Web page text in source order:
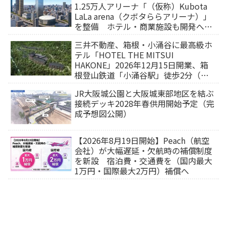
1.25万人アリーナ「（仮称）Kubota
LaLa arena（クボタららアリーナ）」
を整備 ホテル・商業施設も開発へ
三井不動産、箱根・小涌谷に最高級ホ
テル「HOTEL THE MITSUI
HAKONE」2026年12月15日開業、箱
根登山鉄道「小涌谷駅」徒歩2分（旅
JR大阪城公園と大阪城東部地区を結ぶ
接続デッキ2028年春供用開始予定（完
成予想図公開）
【2026年8月19日開始】Peach（航空
会社）が大幅遅延・欠航時の補償制度
を新設 宿泊費・交通費を（国内最大
1万円・国際最大2万円）補償へ